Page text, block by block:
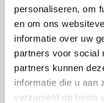
personaliseren, om
en om ons
informatie over uw
partners voor social
partners kunnen
informatie die u aan
verzameld op basis
Vidaxl